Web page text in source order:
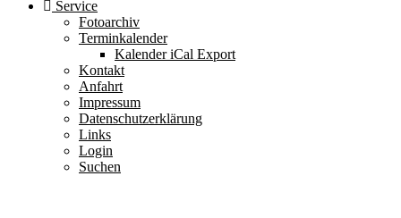
Service
Fotoarchiv
Terminkalender
Kalender iCal Export
Kontakt
Anfahrt
Impressum
Datenschutzerklärung
Links
Login
Suchen